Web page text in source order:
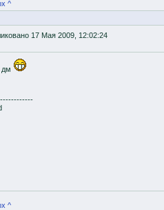
^
17 Мая 2009, 12:02:24
дм
^